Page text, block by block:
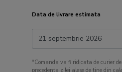
Data de livrare estimata
*Comanda va fi ridicata de curier
precedenta zilei alese de tine din